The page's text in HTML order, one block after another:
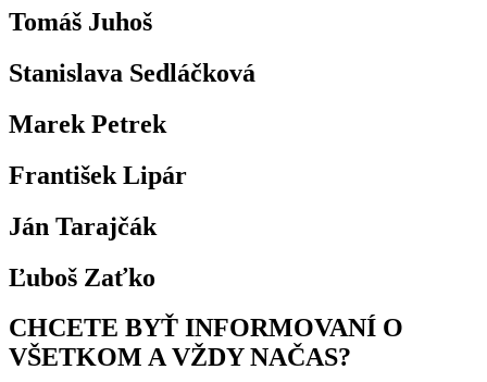
Tomáš Juhoš
Stanislava Sedláčková
Marek Petrek
František Lipár
Ján Tarajčák
Ľuboš Zaťko
CHCETE BYŤ INFORMOVANÍ O
VŠETKOM A VŽDY NAČAS?